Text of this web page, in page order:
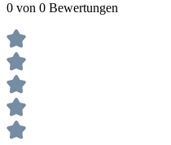
0 von 0 Bewertungen